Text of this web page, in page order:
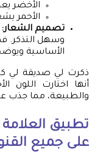
الأخضر
الأحمر
تصميم الشعار:
وسهل التذكر.
الأساسية
ذكرت لي صديقة لي
والطبيعة، مما جذب
تطبيق العلامة
على جميع